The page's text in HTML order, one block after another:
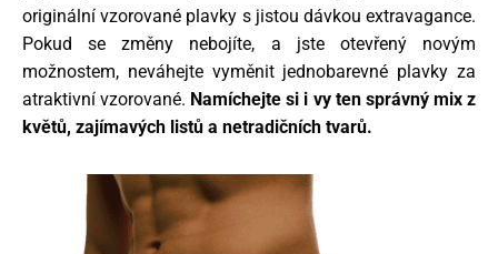
originální vzorované plavky s jistou dávkou extravagance.
Pokud se změny nebojíte, a jste otevřený novým
možnostem, neváhejte vyměnit jednobarevné plavky za
atraktivní vzorované. Namíchejte si i vy ten správný mix z
květů, zajímavých listů a netradičních tvarů.